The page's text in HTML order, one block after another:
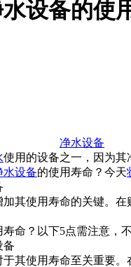
设备的使
净水设备
使用的设备之一，因为
水设备的使用寿命？今天
其使用寿命的关键。
备
其使用寿命至关重要